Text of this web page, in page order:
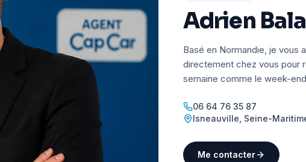
Adrien
Basé en Normandie, je vous
directement chez vous pour
semaine comme le week-
06 64 76 35 87
Isneauville Seine-
Me contacter